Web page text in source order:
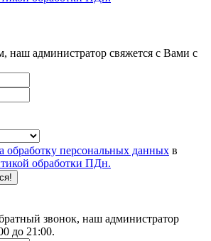
наш администратор свяжется с Вами с
обработку персональных данных в
обработки ПДн.
звонок, наш администратор
до 21:00.